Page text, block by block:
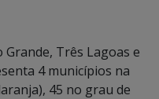
Três Lagoas e
4 municípios na
45 no grau de